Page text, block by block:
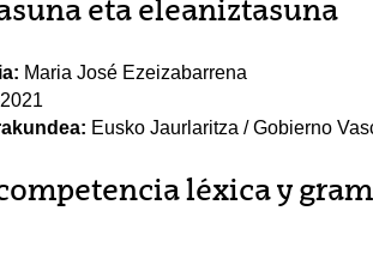
eta eleaniztasuna
Maria José Ezeizabarrena
Eusko Jaurlaritza / Gobierno
léxica y